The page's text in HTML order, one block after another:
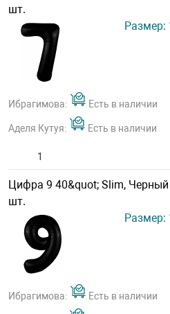
шт.
Размер:
Ибрагимова: Есть в наличии
Аделя Кутуя: Есть в наличии
Цифра 9 40&quot; Slim, Черный
шт.
Размер:
Ибрагимова: Есть в наличии